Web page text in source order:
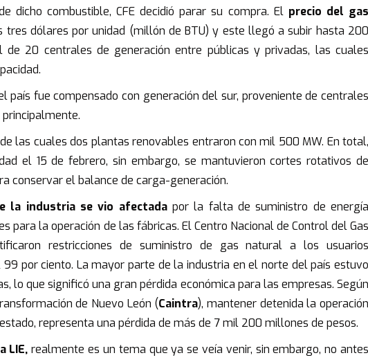
dicho combustible, CFE decidió parar su compra. El precio del gas
tres dólares por unidad (millón de BTU) y este llegó a subir hasta 200
de 20 centrales de generación entre públicas y privadas, las cuales
país fue compensado con generación del sur, proveniente de centrales
las cuales dos plantas renovables entraron con mil 500 MW. En total,
el 15 de febrero, sin embargo, se mantuvieron cortes rotativos de
conservar el balance de carga-generación.
la industria se vio afectadapor la falta de suministro de energía
para la operación de las fábricas. El Centro Nacional de Control del Gas
restricciones de suministro de gas natural a los usuarios
por ciento. La mayor parte de la industria en el norte del país estuvo
lo que significó una gran pérdida económica para las empresas. Según
de Nuevo León (Caintra), mantener detenida la operación
representa una pérdida de más de 7 mil 200 millones de pesos.
LIE, realmente es un tema que ya se veía venir, sin embargo, no antes